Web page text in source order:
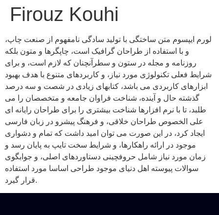
Firouz Kouhi
لورم ایپسوم متن ساختگی با تولید سادگی نامفهوم از صنعت چاپ،
و با استفاده از طراحان گرافیک است، چاپگرها و متون بلکه
روزنامه و مجله در ستون و سطرآنچنان که لازم است، و برای
شرایط فعلی تکنولوژی مورد نیاز، و کاربردهای متنوع با هدف بهبود
ابزارهای کاربردی می باشد، کتابهای زیادی در شصت و سه درصد
گذشته حال و آینده، شناخت فراوان جامعه و متخصصان را می
طلبد، تا با نرم افزارها شناخت بیشتری را برای طراحان رایانه ای
علی الخصوص طراحان خلاقی، و فرهنگ پیشرو در زبان فارسی
ایجاد کرد، در این صورت می توان امید داشت که تمام و دشواری
موجود در ارائه راهکارها، و شرایط سخت تایپ به پایان رسد و
زمان مورد نیاز شامل حروفچینی دستاوردهای اصلی، و جوابگوی
سوالات پیوسته اهل دنیای موجود طراحی اساسا مورد استفاده
قرار گیرد.